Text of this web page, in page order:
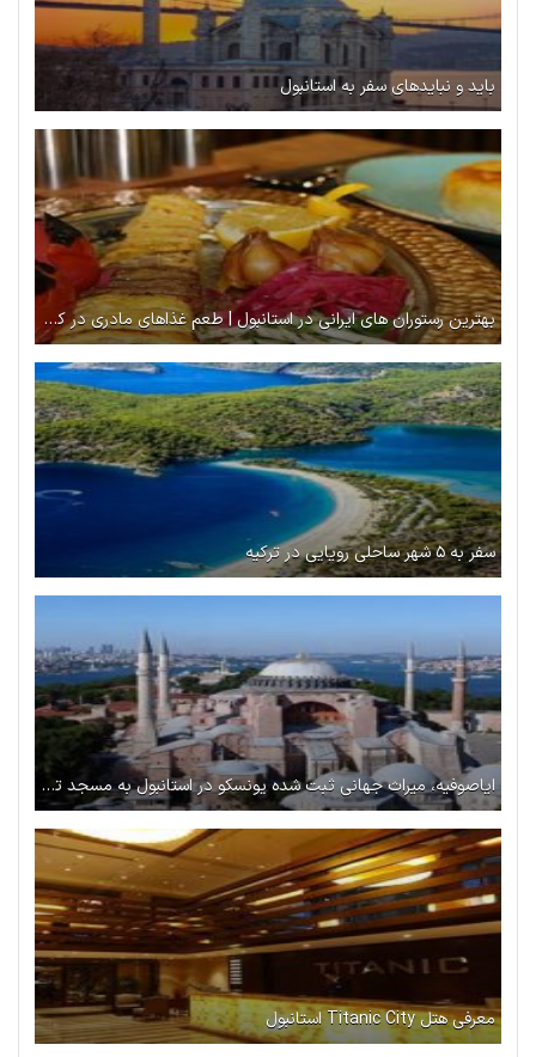
باید و نبایدهای سفر به استانبول
بهترین رستوران های ایرانی در استانبول | طعم غذاهای مادری در کشور غریب
سفر به ۵ شهر ساحلی رویایی در ترکیه
ایاصوفیه، میراث جهانی ثبت شده یونسکو در استانبول به مسجد تبدیل شد
معرفی هتل Titanic City استانبول